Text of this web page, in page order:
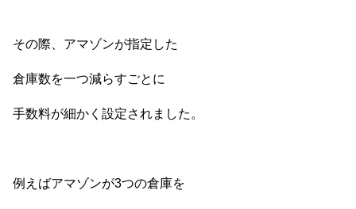
その際、アマゾンが指定した
倉庫数を一つ減らすごとに
手数料が細かく設定されました。
例えばアマゾンが3つの倉庫を